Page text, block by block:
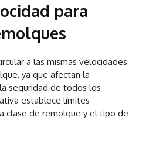
para
a las mismas velocidades
ya que afectan la
seguridad de todos los
establece límites
clase de remolque y el tipo de